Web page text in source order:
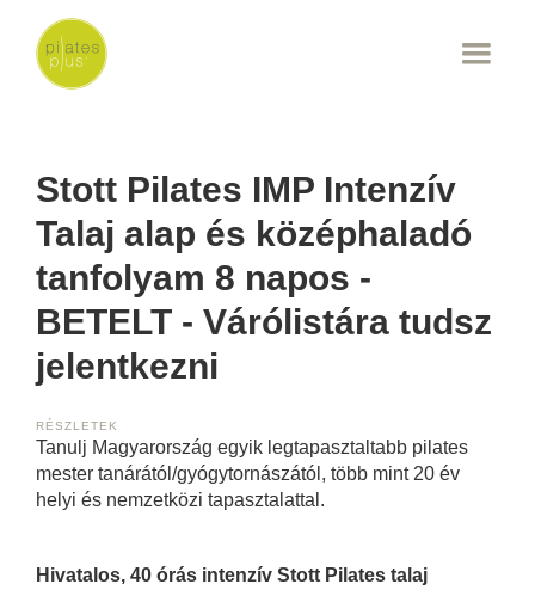
Stott Pilates IMP Intenzív
Talaj alap és középhaladó
tanfolyam 8 napos -
BETELT - Várólistára tudsz
jelentkezni
RÉSZLETEK
Tanulj Magyarország egyik legtapasztaltabb pilates
mester tanárától/gyógytornászától, több mint 20 év
helyi és nemzetközi tapasztalattal.
Hivatalos, 40 órás intenzív Stott Pilates talaj